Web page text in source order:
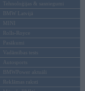
Tehnoloģijas & sasniegumi
BMW Latvijā
MINI
Rolls-Royce
Pasākumi
Vadāmības tests
Autosports
BMWPower aktuāli
Reklāmas raksti